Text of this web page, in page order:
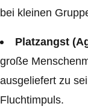
bei kleinen
Platzangst
große
ausgeliefert zu
Fluchtimpuls.